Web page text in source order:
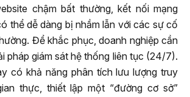
chậm bất thường, kết nối mạng
thể dễ dàng bị nhầm lẫn với các sự cố
Để khắc phục, doanh nghiệp cần
pháp giám sát hệ thống liên tục (24/7).
có khả năng phân tích lưu lượng truy
thực, thiết lập một “đường cơ sở”